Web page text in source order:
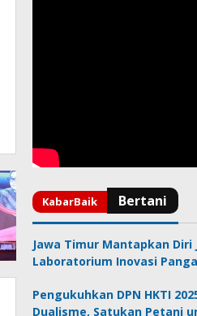
Jawa Timur Mantapkan Diri
Laboratorium Inovasi
Pengukuhkan DPN HKTI
Dualisme, Satukan Petani